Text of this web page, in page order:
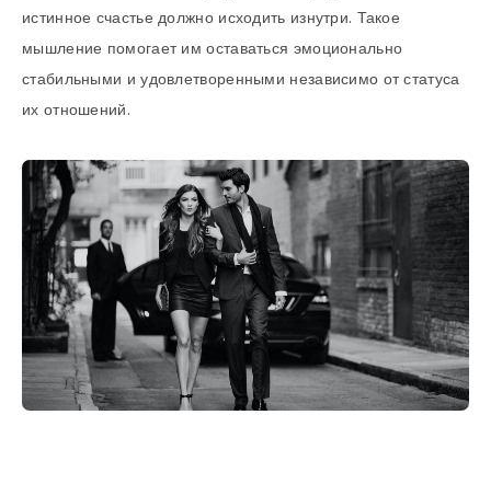
истинное счастье должно исходить изнутри. Такое
мышление помогает им оставаться эмоционально
стабильными и удовлетворенными независимо от статуса
их отношений.